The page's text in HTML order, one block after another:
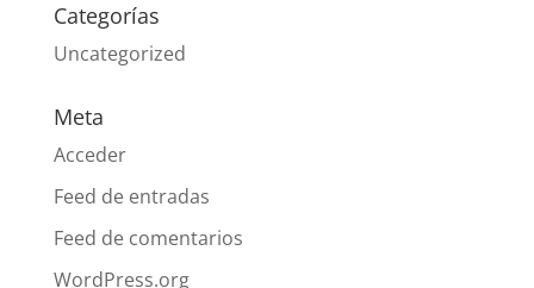
Categorías
Uncategorized
Meta
Acceder
Feed de entradas
Feed de comentarios
WordPress.org